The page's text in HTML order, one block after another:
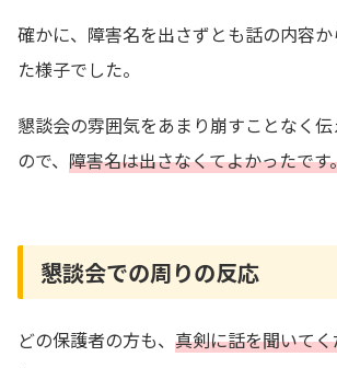
確かに、障害名を出さずとも話の内容
た様子でした。
懇談会の雰囲気をあまり崩すことなく
ので、 障害名は出さなくてよかったです
懇談会での周りの反応
どの保護者の方も、 真剣に話を聞いて